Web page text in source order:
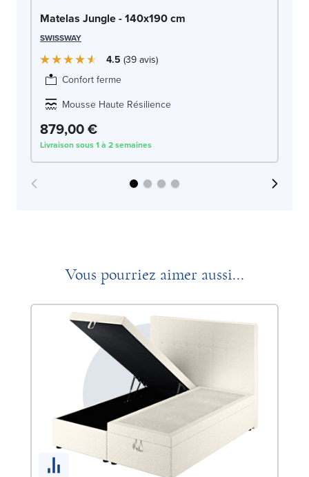
Matelas Jungle - 140x190 cm
SWISSWAY
4.5 39 avis
Confort ferme
Mousse Haute Résilience
879,00 €
Livraison sous 1 à 2 semaines
Vous pourriez aimer aussi...